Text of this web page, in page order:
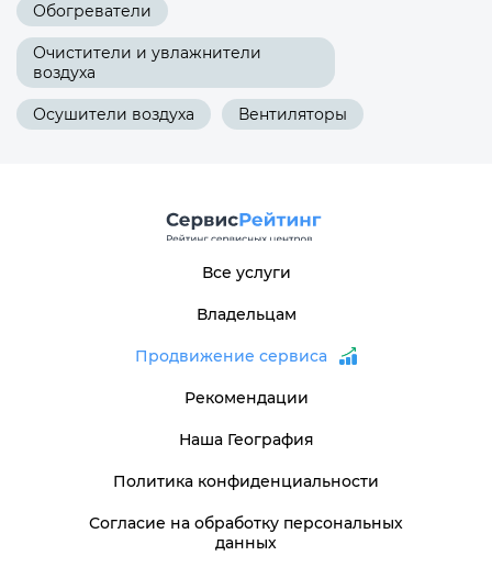
Обогреватели
Очистители и увлажнители
воздуха
Осушители воздуха Вентиляторы
Все услуги
Владельцам
Продвижение сервиса
Рекомендации
Наша География
Политика конфиденциальности
Согласие на обработку персональных
данных